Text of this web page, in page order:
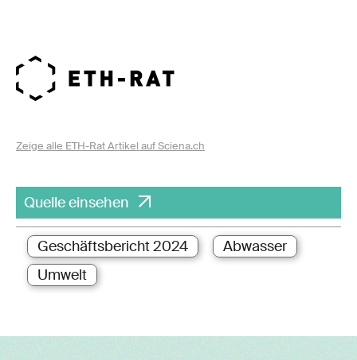
Zeige alle ETH-Rat Artikel auf Sciena.ch
Quelle einsehen
Geschäftsbericht 2024
Abwasser
Umwelt